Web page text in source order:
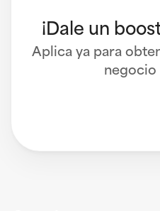
¡Dale un
Aplica ya para
negocio